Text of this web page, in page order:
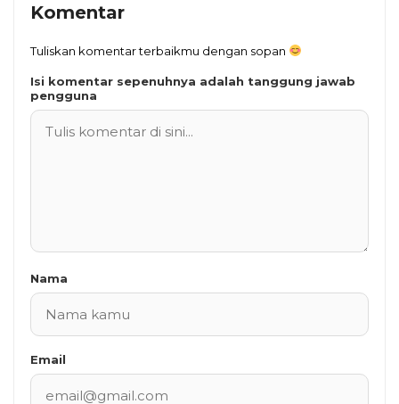
Komentar
Tuliskan komentar terbaikmu dengan sopan
Isi komentar sepenuhnya adalah tanggung jawab
pengguna
Nama
Email